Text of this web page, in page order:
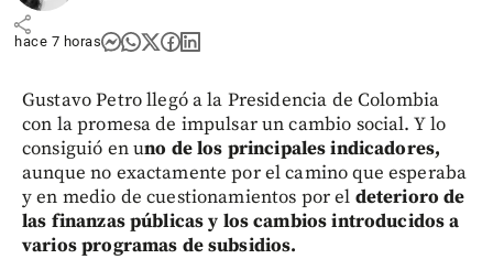
share
hace 7 horas
Gustavo Petro llegó a la Presidencia de Colombia
con la promesa de impulsar un cambio social. Y lo
consiguió en uno de los principales indicadores,
aunque no exactamente por el camino que esperaba
y en medio de cuestionamientos por el deterioro de
las finanzas públicas y los cambios introducidos a
varios programas de subsidios.